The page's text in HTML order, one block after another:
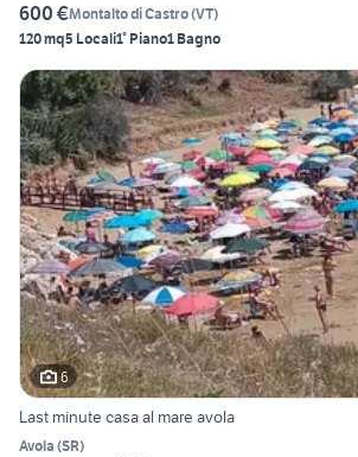
600 €Montalto di Castro(VT)
120 mq5 Locali1° Piano1 Bagno
6
Last minute casa al mare avola
Avola (SR)